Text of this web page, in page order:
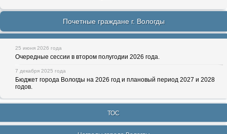
Почетные граждане г. Вологды
25 июня 2026 года
Очередные сессии в втором полугодии 2026 года.
7 декабря 2025 года
Бюджет города Вологды на 2026 год и плановый период 2027 и 2028
годов.
ТОС